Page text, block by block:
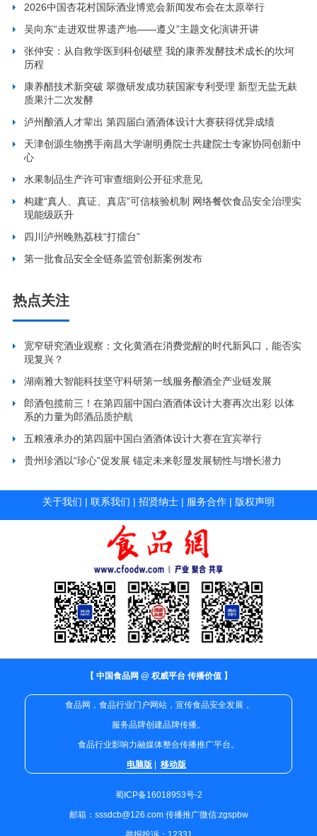
2026中国杏花村国际酒业博览会新闻发布会在太原举行
吴向东“走进双世界遗产地——遵义”主题文化演讲开讲
张仲安：从自救学医到科创破壁 我的康养发酵技术成长的坎坷
历程
康养醋技术新突破 翠微研发成功获国家专利受理 新型无盐无麸
质果汁二次发酵
泸州酿酒人才辈出 第四届白酒酒体设计大赛获得优异成绩
天津创源生物携手南昌大学谢明勇院士共建院士专家协同创新中
心
水果制品生产许可审查细则公开征求意见
构建“真人、真证、真店”可信核验机制 网络餐饮食品安全治理实
现能级跃升
四川泸州晚熟荔枝“打擂台”
第一批食品安全全链条监管创新案例发布
热点关注
宽窄研究酒业观察：文化黄酒在消费觉醒的时代新风口，能否实
现复兴？
湖南雅大智能科技坚守科研第一线服务酿酒全产业链发展
郎酒包揽前三！在第四届中国白酒酒体设计大赛再次出彩 以体
系的力量为郎酒品质护航
五粮液承办的第四届中国白酒酒体设计大赛在宜宾举行
贵州珍酒以“珍心”促发展 锚定未来彰显发展韧性与增长潜力
关于我们 | 联系我们 | 招贤纳士 | 服务合作 | 版权声明
【 中国食品网 @ 权威平台 传播价值 】
食品网，食品行业门户网站，宣传食品安全发展，
服务品牌创建品牌传播。
食品行业影响力融媒体整合传播推广平台。
电脑版 | 移动版
蜀ICP备16018953号-2
邮箱：sssdcb@126.com 传播推广微信:zgspbw